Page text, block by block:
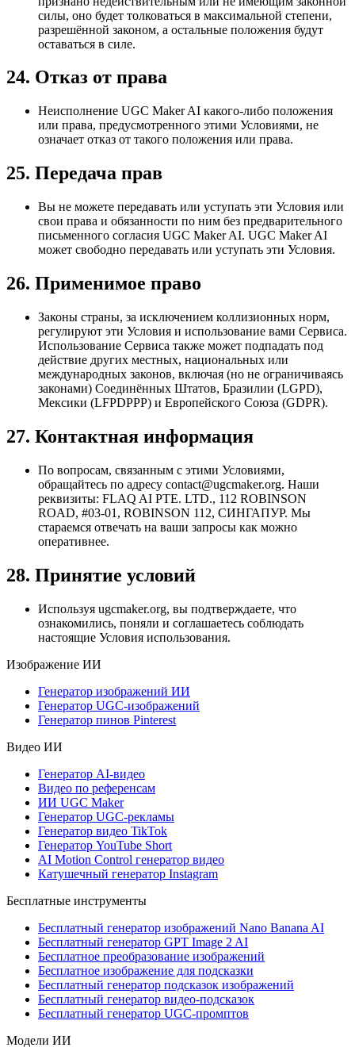
силы, оно будет толковаться в максимальной степени,
разрешённой законом, а остальные положения будут
оставаться в силе.
24. Отказ от права
Неисполнение UGC Maker AI какого-либо положения
или права, предусмотренного этими Условиями, не
означает отказ от такого положения или права.
25. Передача прав
Вы не можете передавать или уступать эти Условия или
свои права и обязанности по ним без предварительного
письменного согласия UGC Maker AI. UGC Maker AI
может свободно передавать или уступать эти Условия.
26. Применимое право
Законы страны, за исключением коллизионных норм,
регулируют эти Условия и использование вами Сервиса.
Использование Сервиса также может подпадать под
действие других местных, национальных или
международных законов, включая (но не ограничиваясь
законами) Соединённых Штатов, Бразилии (LGPD),
Мексики (LFPDPPP) и Европейского Союза (GDPR).
27. Контактная информация
По вопросам, связанным с этими Условиями,
обращайтесь по адресу contact@ugcmaker.org. Наши
реквизиты: FLAQ AI PTE. LTD., 112 ROBINSON
ROAD, #03-01, ROBINSON 112, СИНГАПУР. Мы
стараемся отвечать на ваши запросы как можно
оперативнее.
28. Принятие условий
Используя ugcmaker.org, вы подтверждаете, что
ознакомились, поняли и соглашаетесь соблюдать
настоящие Условия использования.
Изображение ИИ
Генератор изображений ИИ
Генератор UGC-изображений
Генератор пинов Pinterest
Видео ИИ
Генератор AI-видео
Видео по референсам
ИИ UGC Maker
Генератор UGC-рекламы
Генератор видео TikTok
Генератор YouTube Short
AI Motion Control генератор видео
Катушечный генератор Instagram
Бесплатные инструменты
Бесплатный генератор изображений Nano Banana AI
Бесплатный генератор GPT Image 2 AI
Бесплатное преобразование изображений
Бесплатное изображение для подсказки
Бесплатный генератор подсказок изображений
Бесплатный генератор видео-подсказок
Бесплатный генератор UGC-промптов
Модели ИИ